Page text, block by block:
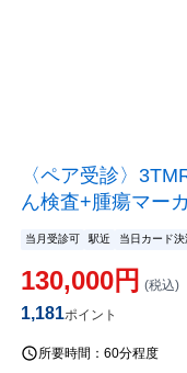
〈ペア受診〉
ん検査+腫瘍マー
当月受診可 駅近 当日カード決
130,000円 (税込)
1,181ポイント
所要時間： 60分程度